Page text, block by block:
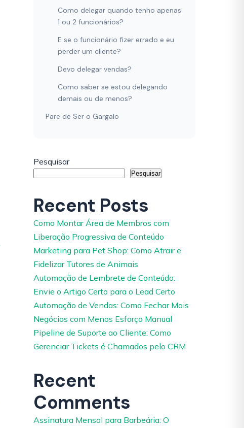
Como delegar quando tenho apenas
1 ou 2 funcionários?
E se o funcionário fizer errado e eu
perder um cliente?
Devo delegar vendas?
Como saber se estou delegando
demais ou de menos?
Pare de Ser o Gargalo
Pesquisar
Pesquisar
Recent Posts
Como Montar Área de Membros com
Liberação Progressiva de Conteúdo
Marketing para Pet Shop: Como Atrair e
Fidelizar Tutores de Animais
Automação de Lembrete de Conteúdo:
Envie o Artigo Certo para o Lead Certo
Automação de Vendas: Como Fechar Mais
Negócios com Menos Esforço Manual
Pipeline de Suporte ao Cliente: Como
Gerenciar Tickets é Chamados pelo CRM
Recent
Comments
Assinatura Mensal para Barbeária: O